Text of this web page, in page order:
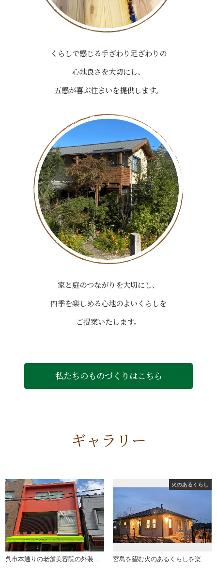
くらしで感じる手ざわり足ざわりの
心地良さを大切にし、
五感が喜ぶ住まいを提供します。
家と庭のつながりを大切にし、
四季を楽しめる心地のよいくらしを
ご提案いたします。
私たちのものづくりはこちら
ギャラリー
呉市本通りの老舗美容院の外装リニューアル工事（２…
家づくり
庭づくり
火のあるくらし
宮島を望む火のあるくらしを楽しむ平屋の木の家（２…